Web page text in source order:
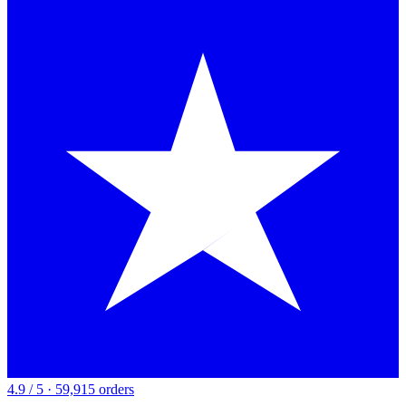
4.9 / 5 · 59,915 orders